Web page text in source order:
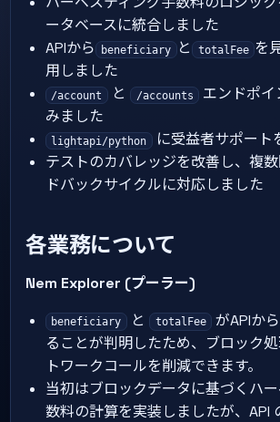
ータベースに統合しました
APIから
beneficiary と totalFee を
用しました
/account と /accounts
エンドポ
みました
lightapi/python に受益者サポート
テストのカバレッジを改善し、複
ドバックサイクルに対応しました
各業務について
Nem Explorer (プーラー)
beneficiary と totalFee
がAPIか
ることが判明したため、ブロック
トワークコールを削減できます。
当初はブロックデータに基づくハ
数料の計算を実装しましたが、API